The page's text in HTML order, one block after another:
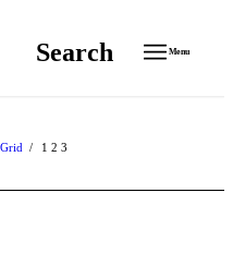
Search Menu
1 2 3
/